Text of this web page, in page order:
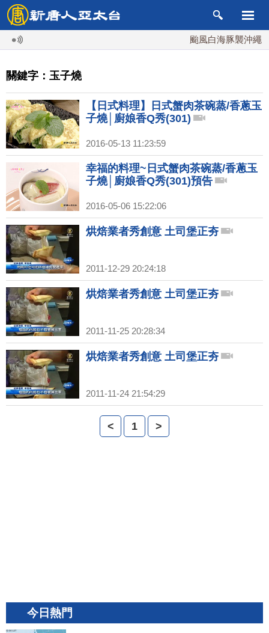
颱風白海豚襲沖繩
關鍵字：玉子燒
【日式料理】日式蟹肉茶碗蒸/香蔥玉
子燒│廚娘香Q秀(301)
2016-05-13 11:23:59
幸福的料理~日式蟹肉茶碗蒸/香蔥玉
子燒│廚娘香Q秀(301)預告
2016-05-06 15:22:06
烘焙業者秀創意 土司堡正夯
2011-12-29 20:24:18
烘焙業者秀創意 土司堡正夯
2011-11-25 20:28:34
烘焙業者秀創意 土司堡正夯
2011-11-24 21:54:29
< 1 >
今日熱門